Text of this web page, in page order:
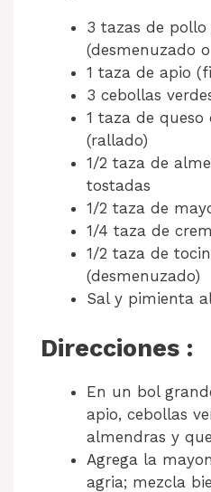
3 tazas de pollo
(desmenuzado
1 taza de apio
3 cebollas
1 taza de
(rallado)
1/2 taza de
tostadas
1/2 taza de
1/4 taza de
1/2 taza de
(desmenuzado)
Sal y pimienta
Direcciones :
En un bol
apio, cebollas
almendras y
Agrega la
agria; mezcla